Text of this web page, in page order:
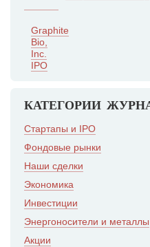
Graphite
Bio,
Inc.
IPO
КАТЕГОРИИ
Стартапы и IPO
Фондовые рынки
Наши сделки
Экономика
Инвестиции
Энергоносители и металлы
Акции